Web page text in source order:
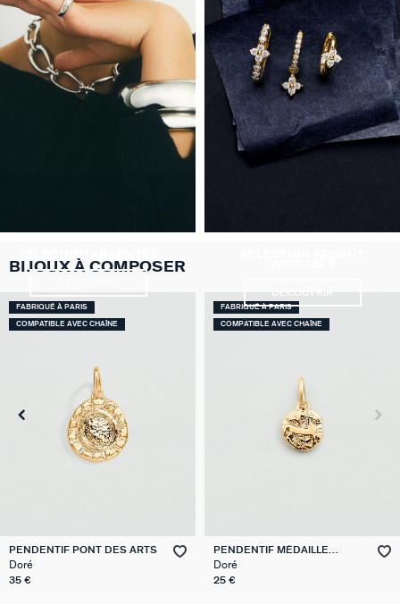
DÉCOUVRIR
BIJOUX À COMPOSER
COMPATIBLE AVEC BRELOQUES
COLLIER RAS DU COU MAILLE
MARTELÉE
Doré
95 €
COMPATIBLE AVEC CHAÎNE
PENDENTIF POMME
Multicolore / Doré
55 €